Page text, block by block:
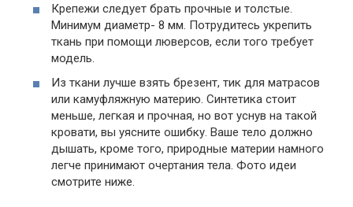
Крепежи следует брать прочные и толстые.
Минимум диаметр- 8 мм. Потрудитесь укрепить
ткань при помощи люверсов, если того требует
модель.
Из ткани лучше взять брезент, тик для матрасов
или камуфляжную материю. Синтетика стоит
меньше, легкая и прочная, но вот уснув на такой
кровати, вы уясните ошибку. Ваше тело должно
дышать, кроме того, природные материи намного
легче принимают очертания тела. Фото идеи
смотрите ниже.